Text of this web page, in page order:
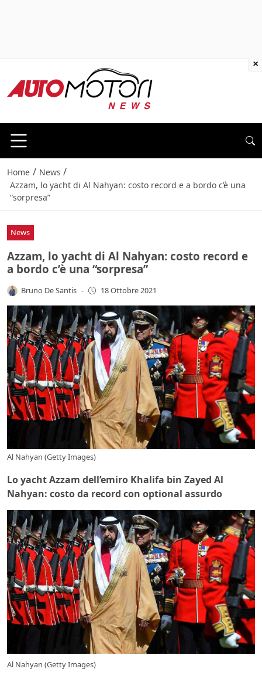
Home / News /
Azzam, lo yacht di Al Nahyan: costo record e a bordo c’è una
“sorpresa”
News
Azzam, lo yacht di Al Nahyan: costo record e
a bordo c’è una “sorpresa”
Bruno De Santis - 18 Ottobre 2021
Al Nahyan (Getty Images)
Lo yacht Azzam dell’emiro Khalifa bin Zayed Al
Nahyan: costo da record con optional assurdo
Al Nahyan (Getty Images)
×